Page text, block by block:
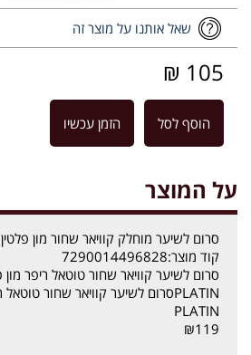
שאל אותנו על מוצר זה
105 ₪
הוסף לסל הזמן עכשיו
על המוצר
סרום לשיער מוחלק קוויאר שחור מון פלטין MON PLATIN
קוד מוצר:7290014496828
PLATIN
₪119